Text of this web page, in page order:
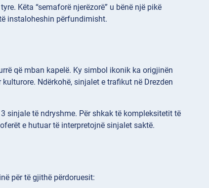
Këta “semaforë njerëzorë” u bënë një pikë
instaloheshin përfundimisht.
që mban kapelë. Ky simbol ikonik ka origjinën
Ndërkohë, sinjalet e trafikut në Drezden
sinjale të ndryshme. Për shkak të kompleksitetit të
e hutuar të interpretojnë sinjalet saktë.
për të gjithë përdoruesit: